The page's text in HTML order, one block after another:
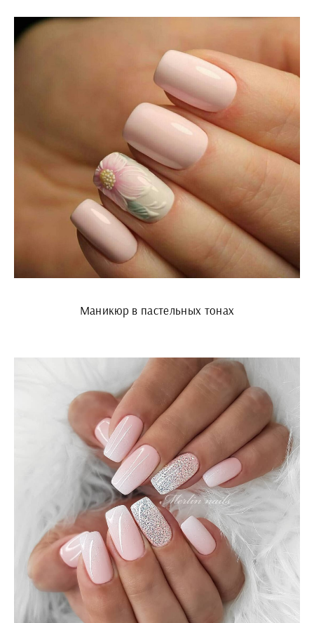
Маникюр в пастельных тонах